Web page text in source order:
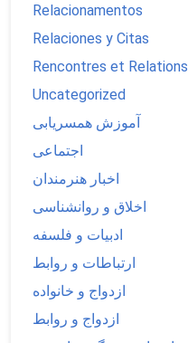
Relacionamentos
Relaciones y Citas
Rencontres et Relations
Uncategorized
آموزش همسریابی
اجتماعی
اخبار هنرمندان
اخلاق و روانشناسی
ادبیات و فلسفه
ارتباطات و روابط
ازدواج و خانواده
ازدواج و روابط